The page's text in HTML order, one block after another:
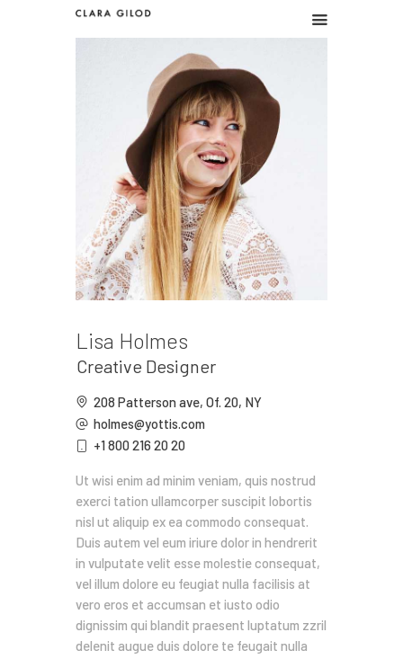
Lisa Holmes
Creative Designer
208 Patterson ave, Of. 20, NY
holmes@yottis.com
+1 800 216 20 20
Ut wisi enim ad minim veniam, quis nostrud
exerci tation ullamcorper suscipit lobortis
nisl ut aliquip ex ea commodo consequat.
Duis autem vel eum iriure dolor in hendrerit
in vulputate velit esse molestie consequat,
vel illum dolore eu feugiat nulla facilisis at
vero eros et accumsan et iusto odio
dignissim qui blandit praesent luptatum zzril
delenit augue duis dolore te feugait nulla